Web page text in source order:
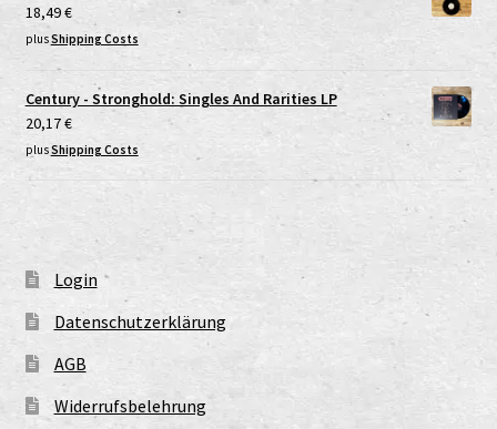
18,49€
plusShipping Costs
Century - Stronghold: Singles And Rarities LP
20,17€
plusShipping Costs
Login
Datenschutzerklärung
AGB
Widerrufsbelehrung